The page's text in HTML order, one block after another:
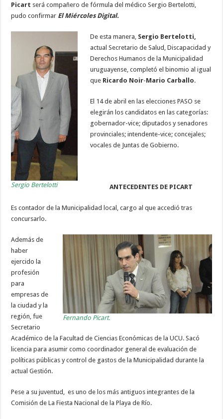
Picart será compañero de fórmula del médico Sergio Bertelotti,
pudo confirmar El Miércoles Digital.
Sergio Bertelotti
De esta manera, Sergio Bertelotti,
actual Secretario de Salud, Discapacidad y
Derechos Humanos de la Municipalidad
uruguayense, completó el binomio al igual
que Ricardo Noir-Mario Carballo.
El 14 de abril en las elecciones PASO se
elegirán los candidatos en las categorías:
gobernador-vice; diputados y senadores
provinciales; intendente-vice; concejales;
vocales de Juntas de Gobierno.
ANTECEDENTES DE PICART
Es contador de la Municipalidad local, cargo al que accedió tras
concursarlo.
Fernando Picart.
Además de
haber
ejercido la
profesión
para
empresas de
la ciudad y la
región, fue
Secretario
Académico de la Facultad de Ciencias Económicas de la UCU. Sacó
licencia para asumir como coordinador general de evaluación de
políticas públicas y control de gastos de la Municipalidad durante la
actual Gestión.
Pese a su juventud, es uno de los más antiguos integrantes de la
Comisión de La Fiesta Nacional de la Playa de Río.